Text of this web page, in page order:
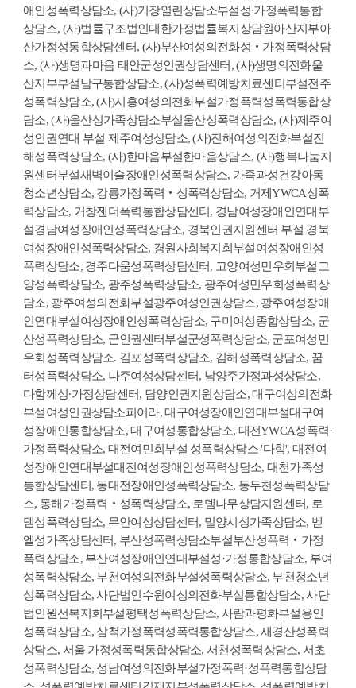
애인성폭력상담소, (사)기장열린상담소부설성∙가정폭력통합
상담소, (사)법률구조법인대한가정법률복지상담원아산지부아
산가정성통합상담센터, (사)부산여성의전화성‧가정폭력상담
소, (사)생명과마음 태안군성인권상담센터, (사)생명의전화울
산지부부설남구통합상담소, (사)성폭력예방치료센터부설전주
성폭력상담소, (사)시흥여성의전화부설가정폭력성폭력통합상
담소, (사)울산성가족상담소부설울산성폭력상담소, (사)제주여
성인권연대 부설 제주여성상담소, (사)진해여성의전화부설진
해성폭력상담소, (사)한마음부설한마음상담소, (사)행복나눔지
원센터부설새벽이슬장애인성폭력상담소, 가족과성건강아동
청소년상담소, 강릉가정폭력‧성폭력상담소, 거제YWCA성폭
력상담소, 거창젠더폭력통합상담센터, 경남여성장애인연대부
설경남여성장애인성폭력상담소, 경북인권지원센터 부설 경북
여성장애인성폭력상담소, 경원사회복지회부설여성장애인성
폭력상담소, 경주다움성폭력상담센터, 고양여성민우회부설고
양성폭력상담소, 광주성폭력상담소, 광주여성민우회성폭력상
담소, 광주여성의전화부설광주여성인권상담소, 광주여성장애
인연대부설여성장애인성폭력상담소, 구미여성종합상담소, 군
산성폭력상담소, 군인권센터부설군성폭력상담소, 군포여성민
우회성폭력상담소. 김포성폭력상담소, 김해성폭력상담소, 꿈
터성폭력상담소, 나주여성상담센터, 남양주가정과성상담소,
다함께성∙가정상담센터, 담양인권지원상담소, 대구여성의전화
부설여성인권상담소피어라, 대구여성장애인연대부설대구여
성장애인통합상담소, 대구여성통합상담소, 대전YWCA성폭력·
가정폭력상담소, 대전여민회부설 성폭력상담소 '다힘', 대전여
성장애인연대부설대전여성장애인성폭력상담소, 대천가족성
통합상담센터, 동대전장애인성폭력상담소, 동두천성폭력상담
소, 동해가정폭력‧성폭력상담소, 로뎀나무상담지원센터, 로
뎀성폭력상담소, 무안여성상담센터, 밀양시성가족상담소, 벧
엘성가족상담센터, 부산성폭력상담소부설부산성폭력‧가정
폭력상담소, 부산여성장애인연대부설성·가정통합상담소, 부여
성폭력상담소, 부천여성의전화부설성폭력상담소, 부천청소년
성폭력상담소, 사단법인수원여성의전화부설통합상담소, 사단
법인원선복지회부설평택성폭력상담소, 사람과평화부설용인
성폭력상담소, 삼척가정폭력성폭력통합상담소, 새경산성폭력
상담소, 서울 가정성폭력통합상담소, 서천성폭력상담소, 서초
성폭력상담소, 성남여성의전화부설가정폭력·성폭력통합상담